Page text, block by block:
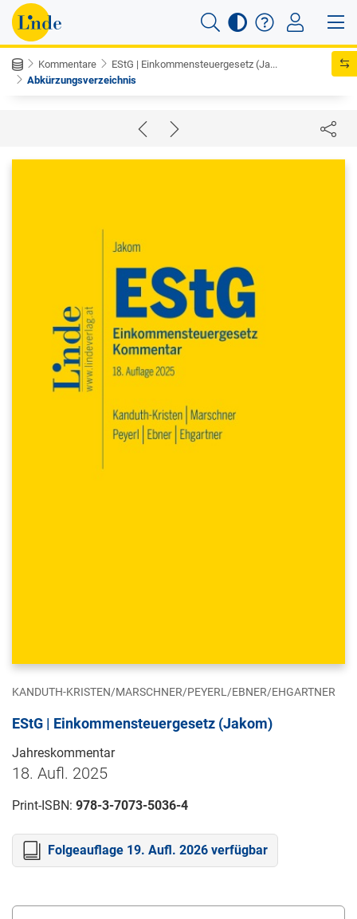
Kommentare
EStG | Einkommensteuergesetz (Ja...
Abkürzungsverzeichnis
KANDUTH-KRISTEN/MARSCHNER/PEYERL/EBNER/EHGARTNER
EStG | Einkommensteuergesetz (Jakom)
Jahreskommentar
18. Aufl. 2025
Print-ISBN: 978-3-7073-5036-4
Folgeauflage 19. Aufl. 2026 verfügbar